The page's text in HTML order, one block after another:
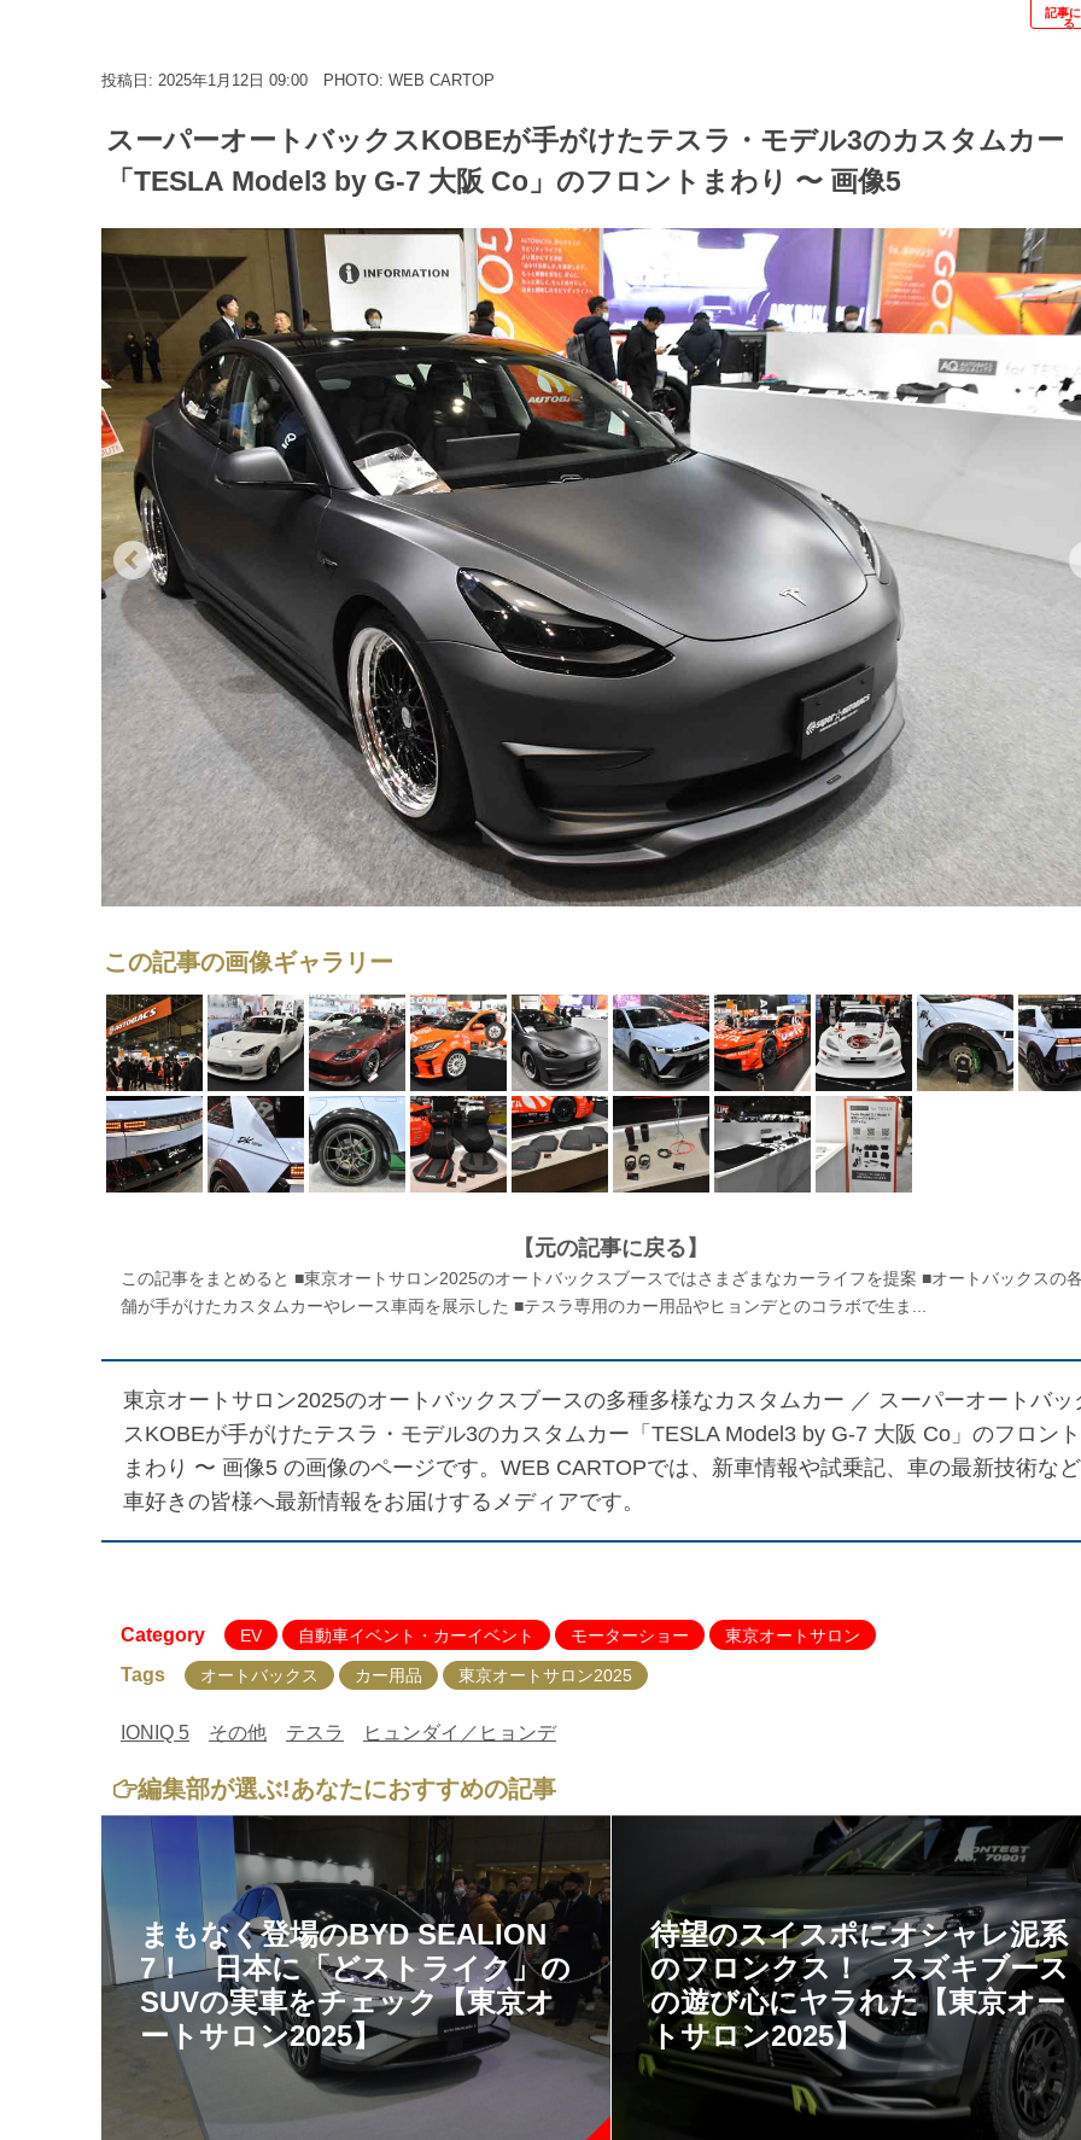
記事
る
投稿日: 2025年1月12日 09:00 PHOTO: WEB CARTOP
スーパーオートバックスKOBEが手がけたテスラ・モデル3のカスタムカー
「TESLA Model3 by G-7 大阪 Co」のフロントまわり 〜 画像5
この記事の画像ギャラリー
【元の記事に戻る】
この記事をまとめると ■東京オートサロン2025のオートバックスブースではさまざまなカーライフを提案 ■オートバックスの
舗が手がけたカスタムカーやレース車両を展示した ■テスラ専用のカー用品やヒョンデとのコラボで生ま...
東京オートサロン2025のオートバックスブースの多種多様なカスタムカー ／ スーパーオートバッ
スKOBEが手がけたテスラ・モデル3のカスタムカー「TESLA Model3 by G-7 大阪 Co」のフロント
まわり 〜 画像5 の画像のページです。WEB CARTOPでは、新車情報や試乗記、車の最新技術など
車好きの皆様へ最新情報をお届けするメディアです。
Category EV 自動車イベント・カーイベント モーターショー 東京オートサロン
Tags オートバックス カー用品 東京オートサロン2025
IONIQ 5 その他 テスラ ヒュンダイ／ヒョンデ
編集部が選ぶ!あなたにおすすめの記事
まもなく登場のBYD SEALION
7！ 日本に「どストライク」の
SUVの実車をチェック【東京オ
ートサロン2025】
待望のスイスポにオシャレ泥系
のフロンクス！ スズキブース
の遊び心にヤラれた【東京オー
トサロン2025】